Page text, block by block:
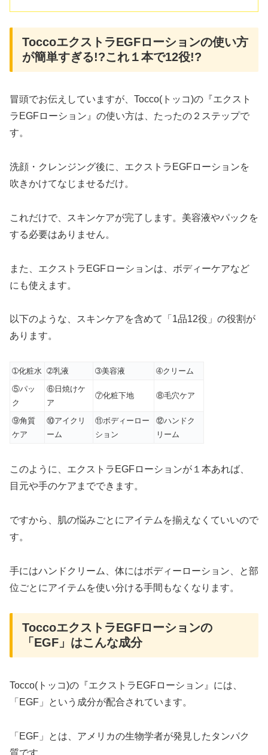
ToccoエクストラEGFローションの使い方
が簡単すぎる!?これ１本で12役!?
冒頭でお伝えしていますが、Tocco(トッコ)の『エクスト
ラEGFローション』の使い方は、たったの２ステップで
す。
洗顔・クレンジング後に、エクストラEGFローションを
吹きかけてなじませるだけ。
これだけで、スキンケアが完了します。美容液やパックを
する必要はありません。
また、エクストラEGFローションは、ボディーケアなど
にも使えます。
以下のような、スキンケアを含めて「1品12役」の役割が
あります。
➀化粧水 ➁乳液 ➂美容液
➃クリーム
⑤パッ
ク
⑥日焼けケ
ア
⑦化粧下地 ⑧毛穴ケア
⑨角質
ケア
⑩アイクリ
ーム
⑪ボディーロー
ション
⑫ハンドク
リーム
このように、エクストラEGFローションが１本あれば、
目元や手のケアまでできます。
ですから、肌の悩みごとにアイテムを揃えなくていいので
す。
手にはハンドクリーム、体にはボディーローション、と部
位ごとにアイテムを使い分ける手間もなくなります。
ToccoエクストラEGFローションの
「EGF」はこんな成分
Tocco(トッコ)の『エクストラEGFローション』には、
「EGF」という成分が配合されています。
「EGF」とは、アメリカの生物学者が発見したタンパク
質です。